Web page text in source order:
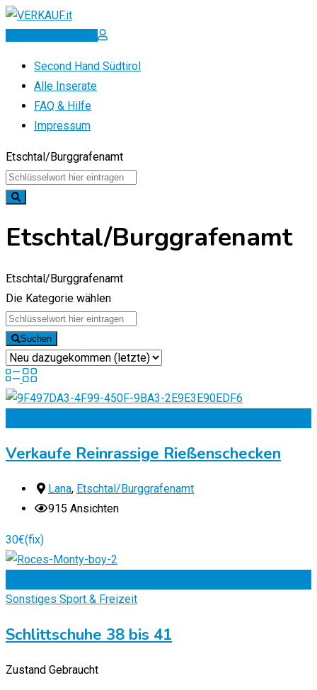
Zum
Inserat erstellen
Second Hand Südtirol
Alle Inserate
FAQ & Hilfe
Impressum
Etschtal/Burggrafenamt
Etschtal/Burggrafenamt
Etschtal/Burggrafenamt
Die Kategorie wählen
Suchen
Verkaufe Reinrassige Rießenschecken
Lana, Etschtal/Burggrafenamt
915 Ansichten
30€(fix)
Sonstiges Sport & Freizeit
Schlittschuhe 38 bis 41
Zustand Gebraucht